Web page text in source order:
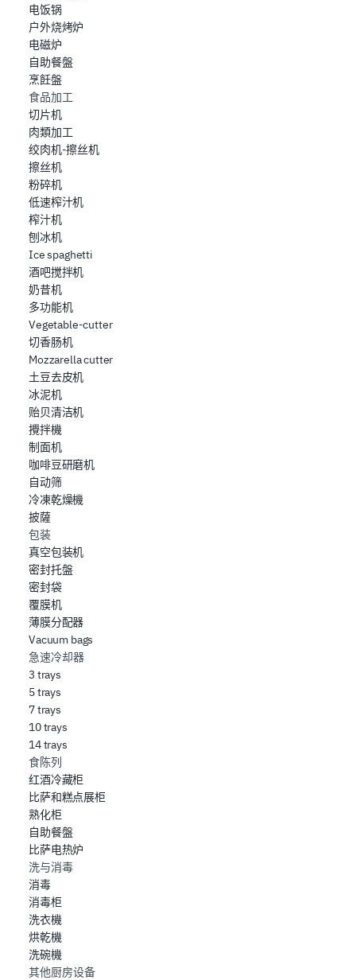
电饭锅
户外烧烤炉
电磁炉
自助餐盤
烹飪盤
食品加工
切片机
肉類加工
绞肉机-擦丝机
擦丝机
粉碎机
低速榨汁机
榨汁机
刨冰机
Ice spaghetti
酒吧搅拌机
奶昔机
多功能机
Vegetable-cutter
切香肠机
Mozzarella cutter
土豆去皮机
冰泥机
贻贝清洁机
攪拌機
制面机
咖啡豆研磨机
自动筛
冷凍乾燥機
披薩
包装
真空包装机
密封托盤
密封袋
覆膜机
薄膜分配器
Vacuum bags
急速冷却器
3 trays
5 trays
7 trays
10 trays
14 trays
食陈列
红酒冷藏柜
比萨和糕点展柜
熟化柜
自助餐盤
比萨电热炉
洗与消毒
消毒
消毒柜
洗衣機
烘乾機
洗碗機
其他厨房设备